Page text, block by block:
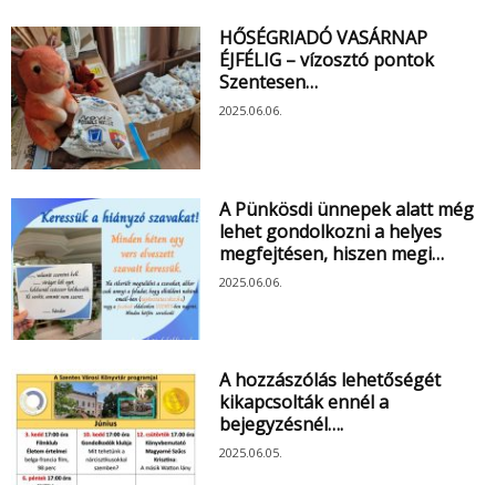
HŐSÉGRIADÓ VASÁRNAP
ÉJFÉLIG – vízosztó pontok
Szentesen…
2025.06.06.
A Pünkösdi ünnepek alatt még
lehet gondolkozni a helyes
megfejtésen, hiszen megi…
2025.06.06.
A hozzászólás lehetőségét
kikapcsolták ennél a
bejegyzésnél….
2025.06.05.